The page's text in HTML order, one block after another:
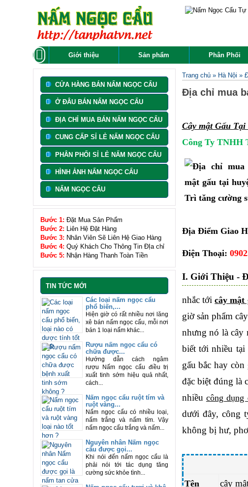
Giới thiệu Sản phẩm Phân Phối
CỬA HÀNG BÁN NẤM NGỌC CẨU
Ở ĐÂU BÁN NẤM NGỌC CẨU
ĐỊA CHỈ MUA BÁN NẤM NGỌC CẨU
CUNG CẤP SỈ LẺ NẤM NGỌC CẨU
PHÂN PHỐI SỈ LẺ NẤM NGỌC CẨU
HÌNH ẢNH NẤM NGỌC CẨU
NẤM NGỌC CẨU
Bước 1: Đặt Mua Sản Phẩm
Bước 2: Liên Hệ Đặt Hàng
Bước 3: Nhân Viên Sẽ Liên Hệ Giao Hàng
Bước 4: Quý Khách Cho Thông Tin ĐỊa chỉ
Bước 5: Nhận Hàng Thanh Toàn Tiền
TIN TỨC MỚI
Các loại nấm ngọc cẩu
phổ biến,...
Hiện giờ có rất nhiều nơi lăng
xê bán nấm ngọc cẩu, mỗi nơi
bán 1 loại nấm khác...
Rượu nấm ngọc cẩu có
chữa được...
Hướng dẫn cách ngâm
rượu Nấm ngọc cẩu điều trị
xuất tinh sớm hiệu quả nhất,
cách...
Nấm ngọc cẩu ruột tím và
ruột vàng...
Nấm ngọc cẩu có nhiều loại,
nấm trắng và nấm tím. Vậy
nấm ngọc cẩu trắng và nấm...
Nguyên nhân Nấm ngọc
cẩu được gọi...
Khi nói đến nấm ngọc cẩu là
phải nói tới tác dụng tăng
cường sức khỏe tình...
Trang chủ » Hà Nội »
Địa chỉ mua
Cây mật Gấu
Công Ty TNHH
Địa Điểm Giao
Điện Thoại:
I. Giới Thiệu -
nhắc tớicây mật
giờ sản phẩm
nhưng nó là cây
biết tới nhiều tại
gấu bắc hay
đặc biệt đúng là
nhiều công dụng
dưới đây, công
không bị hư,
Tên
cây